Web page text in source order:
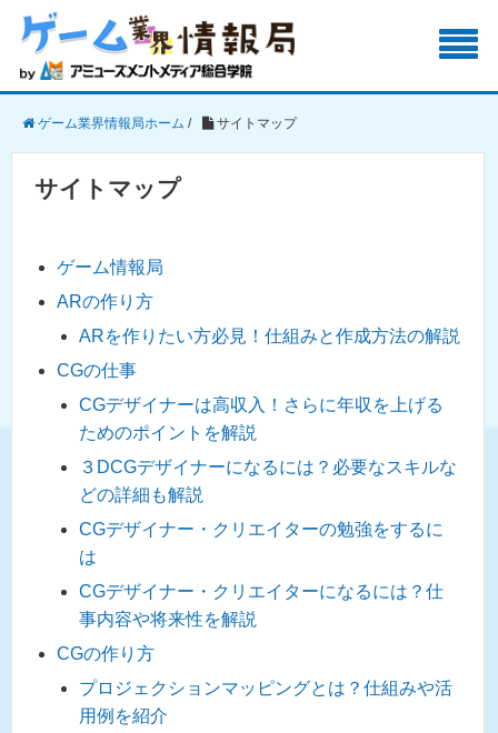
ゲーム業界情報局ホーム / サイトマップ
サイトマップ
ゲーム情報局
ARの作り方
ARを作りたい方必見！仕組みと作成方法の解説
CGの仕事
CGデザイナーは高収入！さらに年収を上げる
ためのポイントを解説
３DCGデザイナーになるには？必要なスキルな
どの詳細も解説
CGデザイナー・クリエイターの勉強をするに
は
CGデザイナー・クリエイターになるには？仕
事内容や将来性を解説
CGの作り方
プロジェクションマッピングとは？仕組みや活
用例を紹介